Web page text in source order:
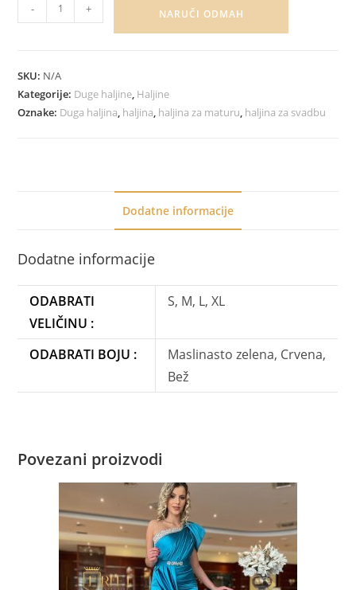
- + NARUČI ODMAH
SKU: N/A
Kategorije: Duge haljine, Haljine
Oznake: Duga haljina, haljina, haljina za maturu, haljina za svadbu
Dodatne informacije
Dodatne informacije
ODABRATI
VELIČINU :
S, M, L, XL
ODABRATI BOJU :
Maslinasto zelena, Crvena,
Bež
Povezani proizvodi